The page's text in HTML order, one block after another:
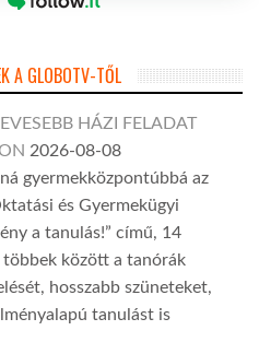
A GLOBOTV-TŐL
HÁZI FELADAT
2026-08-08
gyermekközpontúbbá az
és Gyermekügyi
a tanulás!” című, 14
többek között a tanórák
hosszabb szüneteket,
tanulást is